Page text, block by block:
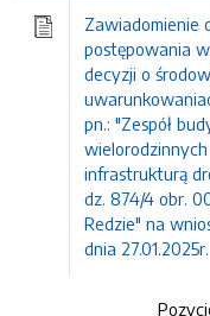
Zawiadomienie
postępowania
decyzji o
pn.: "Zespół
infrastrukturą
dz. 874/4 obr.
Redzie" na
dnia 27.01.2025r.